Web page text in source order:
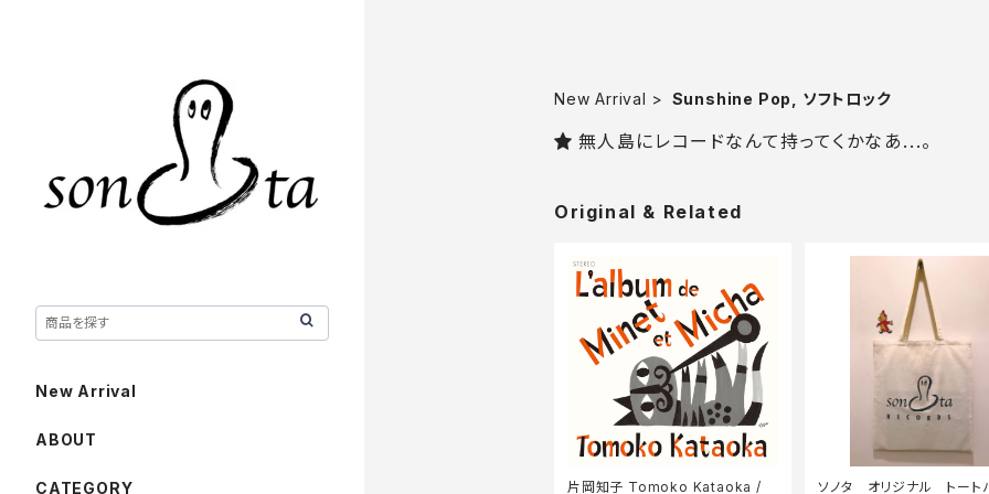
New Arrival Sunshine Pop, ソフトロック
無人島にレコードなんて持ってくかなあ...。
Original & Related
片岡知子 Tomoko Kataoka / ソノタ オリジナル トート
New Arrival
ABOUT
CATEGORY